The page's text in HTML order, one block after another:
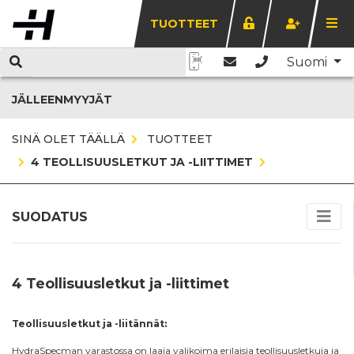
TUOTTEET
Suomi
JÄLLEENMYYJÄT
SINÄ OLET TÄÄLLÄ
TUOTTEET
4 TEOLLISUUSLETKUT JA -LIITTIMET
SUODATUS
4 Teollisuusletkut ja -liittimet
Teollisuusletkut ja -liitännät:
HydraSpecman varastossa on laaja valikoima erilaisia teollisuusletkuja ja